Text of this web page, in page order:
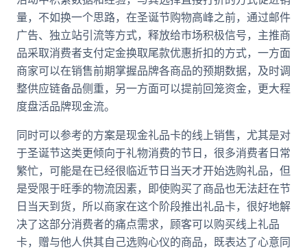
量，不如换一个思路，在圣诞节购物高峰之前，通过邮件
广告、独立站引流等方式，释放给市场积极信号，主推商
品采取消费者支付定金换取尾款优惠折扣的方式，一方面
商家可以在销售前期掌握品牌各商品的预期数据，及时调
整供应链备品侧重，另一方面可以提前回笼资金，更大程
度盘活品牌现金流。
同时可以参考的方案是现金礼品卡的线上销售，尤其是对
于圣诞节这类更倾向于礼物消费的节日，很多消费者日常
繁忙，可能是在已经很临近节日当天才开始选购礼品，但
是受限于旺季的物流因素，即使购买了商品也无法赶在节
日当天到货，所以商家在这个阶段推出礼品卡，很好地解
决了这部分消费者的痛点需求，顾客可以购买线上礼品
卡，赠与他人供其自己选购心仪的商品，既表达了心意同